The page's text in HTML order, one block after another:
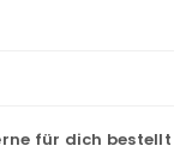
für dich bestellt